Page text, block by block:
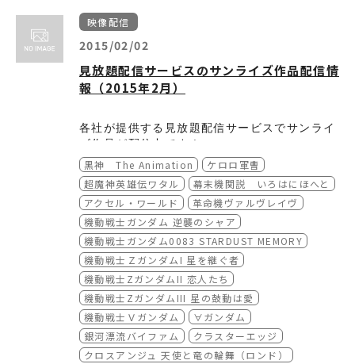
毎週（水）17:00～
毎週（土）9:00～
※週2話ずつ3回放送。
※25話の後にSecret Episodeを続けて放送。
■放送局
AT-X
映像配信
2015/02/02
見放題配信サービスのサンライズ作品配信情
報（2015年2月）
各社が提供する見放題配信サービスでサンライ
ズ作品が配信中です！
各サービスの会員の方はぜひご覧ください。
※入会方法等は各サービスサイトをご覧くださ
い。
■見放題配信サービスのサンライズ作品
配信情報（2015年2月）
◆ dアニメストアhttps://anime.dmkt-sp.
jp/
【2月1日からの配信作品】[New!]
黒神 The Animation
ケロロ軍曹（5thシーズン）
超魔神英雄伝ワタル
幕末機関説いろはにほへと
ラブライブ！
【配信中作品】
アイカツ！
アクセル・ワールド
◆ dビデオhttps://video.dmkt-sp.jp
【配信中作品】
アイカツ！
黒神 The Animation
ケロロ軍曹
超魔神英雄伝ワタル
幕末機関説 いろはにほへと
アクセル・ワールド
革命機ヴァルヴレイヴ
機動戦士ガンダム 逆襲のシャア
機動戦士ガンダム0083 STARDUST MEMORY
機動戦士ＺガンダムI 星を継ぐ者
機動戦士ZガンダムII 恋人たち
機動戦士ZガンダムIII 星の鼓動は愛
機動戦士Ｖガンダム
∀ガンダム
銀河漂流バイファム
クラスターエッジ
クロスアンジュ 天使と竜の輪舞（ロンド）